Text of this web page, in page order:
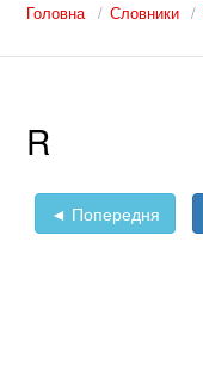
Фан-арт
Головна Словники
R
◄ Попередня